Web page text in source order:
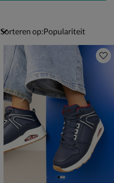
Sorteren op: